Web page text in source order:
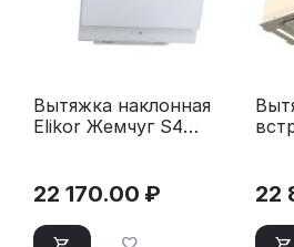
Вытяжка наклонная
Elikor Жемчуг S4
22 170.00 ₽ 22